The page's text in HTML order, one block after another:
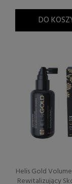
DO
Helis Gold
Rewitalizujący